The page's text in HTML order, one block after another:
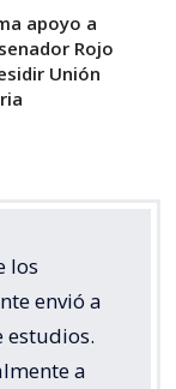
apoyo a
Rojo
Unión
los
envió a
estudios.
a